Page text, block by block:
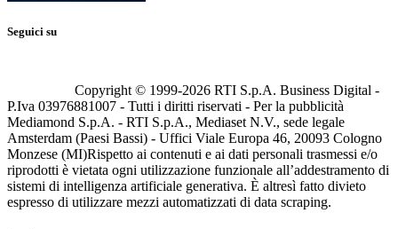
Seguici su
Copyright © 1999-2026 RTI S.p.A. Business Digital -
P.Iva 03976881007 - Tutti i diritti riservati - Per la pubblicità
Mediamond S.p.A. - RTI S.p.A., Mediaset N.V., sede legale
Amsterdam (Paesi Bassi) - Uffici Viale Europa 46, 20093 Cologno
Monzese (MI)Rispetto ai contenuti e ai dati personali trasmessi e/o
riprodotti è vietata ogni utilizzazione funzionale all’addestramento di
sistemi di intelligenza artificiale generativa. È altresì fatto divieto
espresso di utilizzare mezzi automatizzati di data scraping.